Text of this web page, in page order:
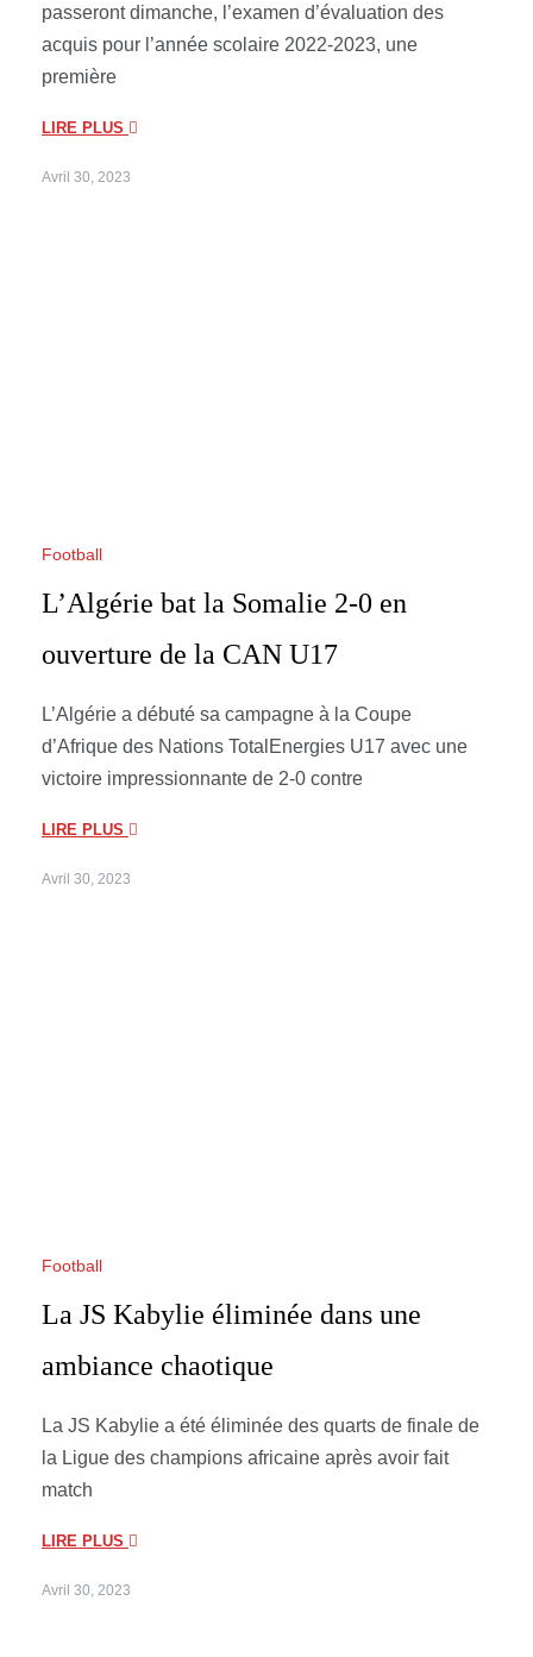
passeront dimanche, l’examen d’évaluation des
acquis pour l’année scolaire 2022-2023, une
première
LIRE PLUS
Avril 30, 2023
Football
L’Algérie bat la Somalie 2-0 en
ouverture de la CAN U17
L’Algérie a débuté sa campagne à la Coupe
d’Afrique des Nations TotalEnergies U17 avec une
victoire impressionnante de 2-0 contre
LIRE PLUS
Avril 30, 2023
Football
La JS Kabylie éliminée dans une
ambiance chaotique
La JS Kabylie a été éliminée des quarts de finale de
la Ligue des champions africaine après avoir fait
match
LIRE PLUS
Avril 30, 2023